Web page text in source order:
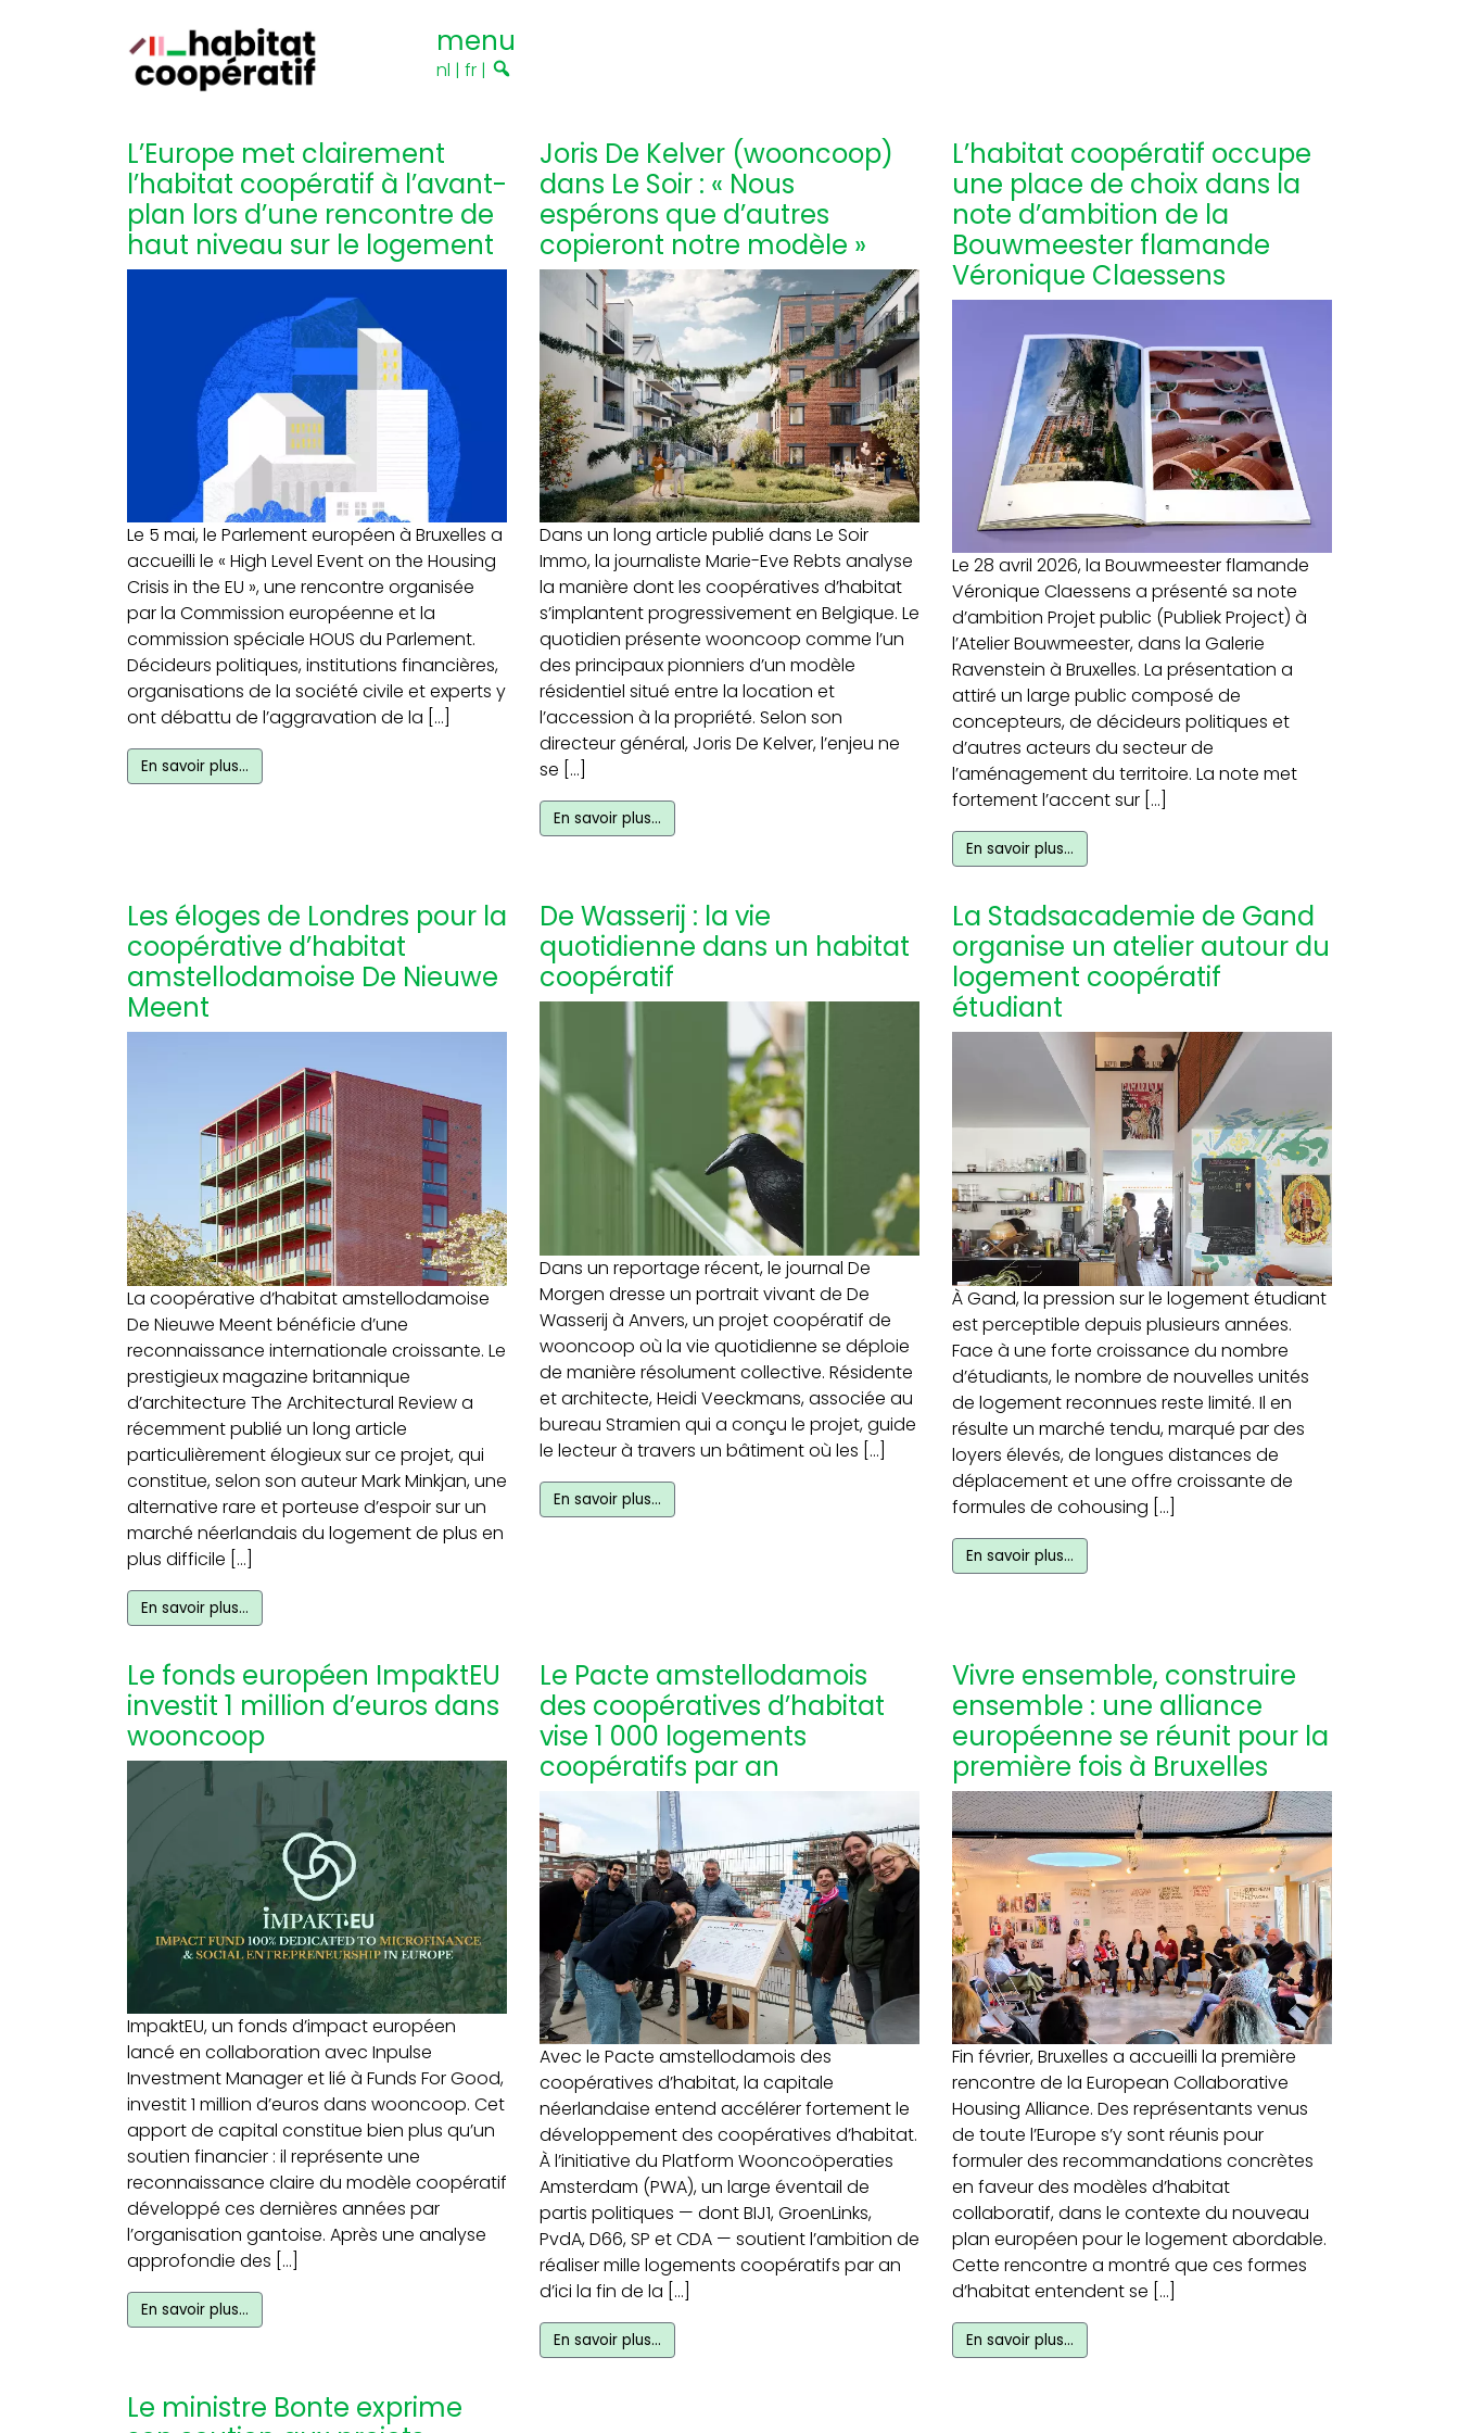
menu
nl | fr |
L’Europe met clairement
l’habitat coopératif à l’avant-
plan lors d’une rencontre de
haut niveau sur le logement
Le 5 mai, le Parlement européen à Bruxelles a
accueilli le « High Level Event on the Housing
Crisis in the EU », une rencontre organisée
par la Commission européenne et la
commission spéciale HOUS du Parlement.
Décideurs politiques, institutions financières,
organisations de la société civile et experts y
ont débattu de l’aggravation de la […]
En savoir plus…
Joris De Kelver (wooncoop)
dans Le Soir : « Nous
espérons que d’autres
copieront notre modèle »
Dans un long article publié dans Le Soir
Immo, la journaliste Marie-Eve Rebts analyse
la manière dont les coopératives d’habitat
s’implantent progressivement en Belgique. Le
quotidien présente wooncoop comme l’un
des principaux pionniers d’un modèle
résidentiel situé entre la location et
l’accession à la propriété. Selon son
directeur général, Joris De Kelver, l’enjeu ne
se […]
En savoir plus…
L’habitat coopératif occupe
une place de choix dans la
note d’ambition de la
Bouwmeester flamande
Véronique Claessens
Le 28 avril 2026, la Bouwmeester flamande
Véronique Claessens a présenté sa note
d’ambition Projet public (Publiek Project) à
l’Atelier Bouwmeester, dans la Galerie
Ravenstein à Bruxelles. La présentation a
attiré un large public composé de
concepteurs, de décideurs politiques et
d’autres acteurs du secteur de
l’aménagement du territoire. La note met
fortement l’accent sur […]
En savoir plus…
Les éloges de Londres pour la
coopérative d’habitat
amstellodamoise De Nieuwe
Meent
La coopérative d’habitat amstellodamoise
De Nieuwe Meent bénéficie d’une
reconnaissance internationale croissante. Le
prestigieux magazine britannique
d’architecture The Architectural Review a
récemment publié un long article
particulièrement élogieux sur ce projet, qui
constitue, selon son auteur Mark Minkjan, une
alternative rare et porteuse d’espoir sur un
marché néerlandais du logement de plus en
plus difficile […]
En savoir plus…
De Wasserij : la vie
quotidienne dans un habitat
coopératif
Dans un reportage récent, le journal De
Morgen dresse un portrait vivant de De
Wasserij à Anvers, un projet coopératif de
wooncoop où la vie quotidienne se déploie
de manière résolument collective. Résidente
et architecte, Heidi Veeckmans, associée au
bureau Stramien qui a conçu le projet, guide
le lecteur à travers un bâtiment où les […]
En savoir plus…
La Stadsacademie de Gand
organise un atelier autour du
logement coopératif
étudiant
À Gand, la pression sur le logement étudiant
est perceptible depuis plusieurs années.
Face à une forte croissance du nombre
d’étudiants, le nombre de nouvelles unités
de logement reconnues reste limité. Il en
résulte un marché tendu, marqué par des
loyers élevés, de longues distances de
déplacement et une offre croissante de
formules de cohousing […]
En savoir plus…
Le fonds européen ImpaktEU
investit 1 million d’euros dans
wooncoop
ImpaktEU, un fonds d’impact européen
lancé en collaboration avec Inpulse
Investment Manager et lié à Funds For Good,
investit 1 million d’euros dans wooncoop. Cet
apport de capital constitue bien plus qu’un
soutien financier : il représente une
reconnaissance claire du modèle coopératif
développé ces dernières années par
l’organisation gantoise. Après une analyse
approfondie des […]
En savoir plus…
Le Pacte amstellodamois
des coopératives d’habitat
vise 1 000 logements
coopératifs par an
Avec le Pacte amstellodamois des
coopératives d’habitat, la capitale
néerlandaise entend accélérer fortement le
développement des coopératives d’habitat.
À l’initiative du Platform Wooncoöperaties
Amsterdam (PWA), un large éventail de
partis politiques — dont BIJ1, GroenLinks,
PvdA, D66, SP et CDA — soutient l’ambition de
réaliser mille logements coopératifs par an
d’ici la fin de la […]
En savoir plus…
Vivre ensemble, construire
ensemble : une alliance
européenne se réunit pour la
première fois à Bruxelles
Fin février, Bruxelles a accueilli la première
rencontre de la European Collaborative
Housing Alliance. Des représentants venus
de toute l’Europe s’y sont réunis pour
formuler des recommandations concrètes
en faveur des modèles d’habitat
collaboratif, dans le contexte du nouveau
plan européen pour le logement abordable.
Cette rencontre a montré que ces formes
d’habitat entendent se […]
En savoir plus…
Le ministre Bonte exprime